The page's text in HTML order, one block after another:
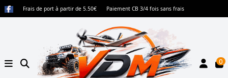
Frais de port à partir de 5.50€ Paiement CB 3/4 fois sans frais
0